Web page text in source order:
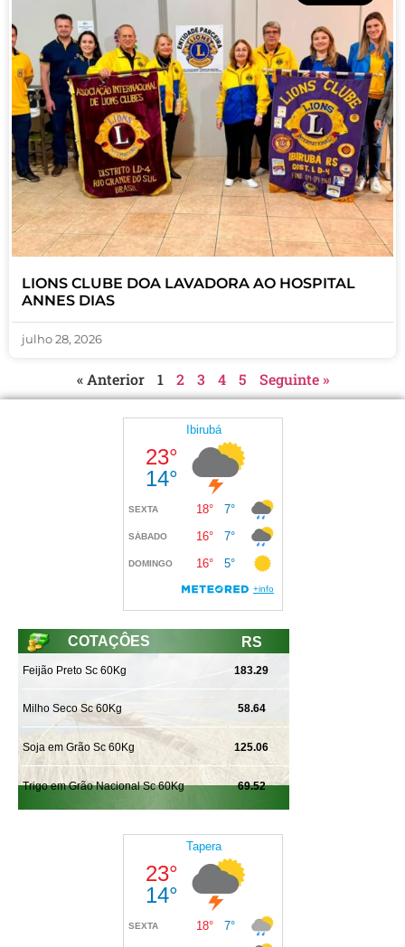
LIONS CLUBE DOA LAVADORA AO HOSPITAL
ANNES DIAS
julho 28, 2026
« Anterior 1 2 3 4 5 Seguinte »